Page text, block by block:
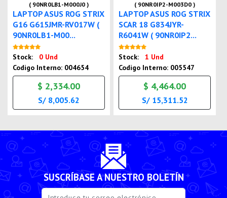
( 90NR0LB1-M000J0 )
LAPTOP ASUS ROG STRIX
G16 G615JMR-RV017W (
90NR0LB1-M00...
Stock:
0 Und
Codigo Interno: 004654
$ 2,334.00
S/ 8,005.62
( 90NR0IP2-M003D0 )
LAPTOP ASUS ROG STRIX
SCAR 18 G834JYR-
R6041W ( 90NR0IP2...
Stock:
1 Und
Codigo Interno: 005547
$ 4,464.00
S/ 15,311.52
SUSCRÍBASE A NUESTRO BOLETÍN